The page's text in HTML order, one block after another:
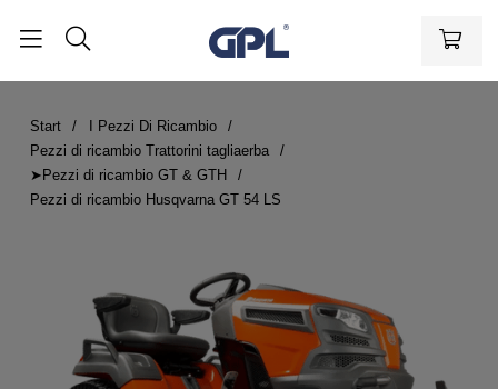
Start
I Pezzi Di Ricambio
Pezzi di ricambio Trattorini tagliaerba
➤Pezzi di ricambio GT & GTH
Pezzi di ricambio Husqvarna GT 54 LS